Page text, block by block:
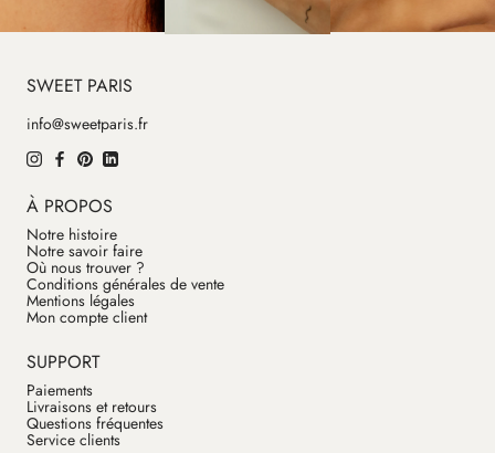
SWEET PARIS
info@sweetparis.fr
À PROPOS
Notre histoire
Notre savoir faire
Où nous trouver ?
Conditions générales de vente
Mentions légales
Mon compte client
SUPPORT
Paiements
Livraisons et retours
Questions fréquentes
Service clients